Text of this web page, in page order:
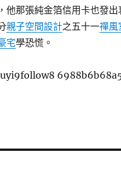
他那張純金箔信用卡也發
親子空間設計之五十一禪風
宅學恐慌。